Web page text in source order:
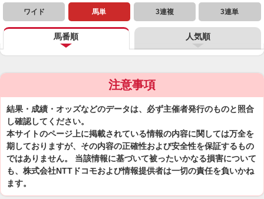
ワイド 馬単 3連複 3連単
馬番順 人気順
注意事項
結果・成績・オッズなどのデータは、必ず主催者発行のものと照合
し確認してください。
本サイトのページ上に掲載されている情報の内容に関しては万全を
期しておりますが、その内容の正確性および安全性を保証するもの
ではありません。 当該情報に基づいて被ったいかなる損害について
も、株式会社NTTドコモおよび情報提供者は一切の責任を負いかね
ます。